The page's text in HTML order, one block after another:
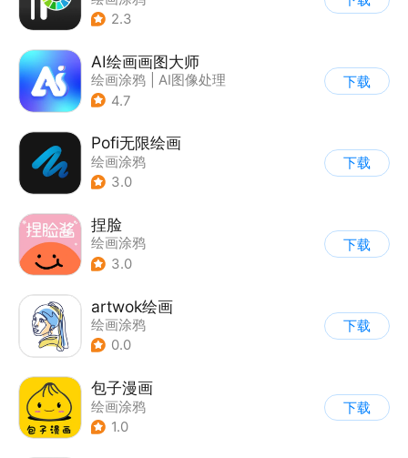
2.3
AI绘画画图大师
绘画涂鸦
AI图像处理
4.7
下载
Pofi无限绘画
绘画涂鸦
3.0
下载
捏脸
绘画涂鸦
3.0
下载
artwok绘画
绘画涂鸦
0.0
下载
包子漫画
绘画涂鸦
1.0
下载